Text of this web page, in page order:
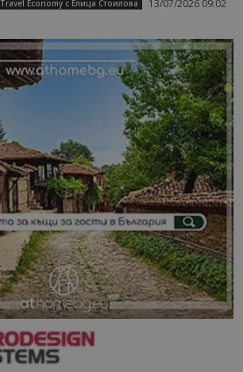
Economy с Елица Стоилова 13/07/2026 09:02